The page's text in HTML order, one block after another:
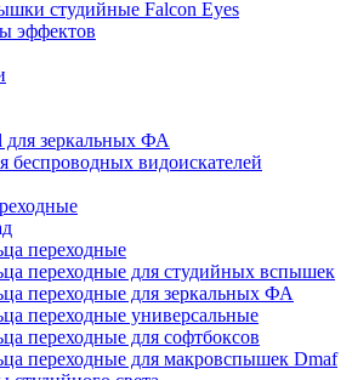
студийные Falcon Eyes
эффектов
для зеркальных ФА
беспроводных видоискателей
переходные
переходные для студийных вспышек
переходные для зеркальных ФА
переходные универсальные
переходные для софтбоксов
переходные для макровспышек Dmaf